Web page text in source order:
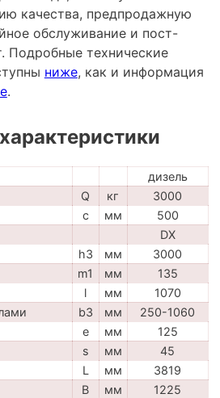
качества, предпродажную
обслуживание и пост-
Подробные технические
ниже, как и информация
.
дизель
Q кг
3000
c мм
500
DX
h3 мм
3000
m1 мм
135
l мм
1070
b3 мм
250-1060
e мм
125
s мм
45
L мм
3819
B мм
1225